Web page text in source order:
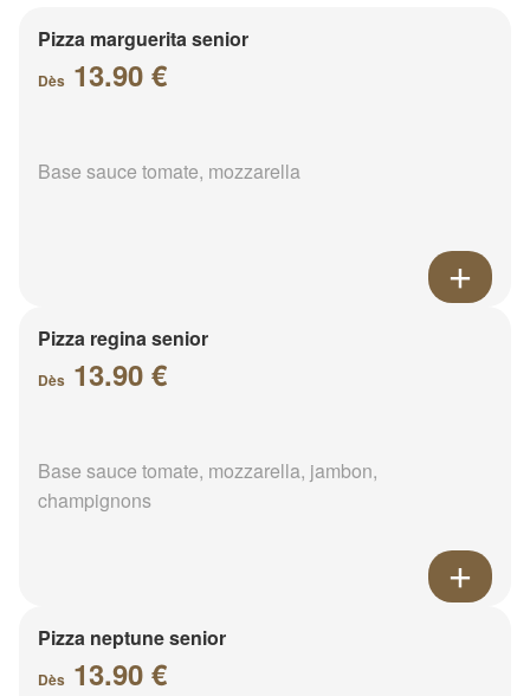
Pizza marguerita senior
Dès 13.90 €
Base sauce tomate, mozzarella
Pizza regina senior
Dès 13.90 €
Base sauce tomate, mozzarella, jambon,
champignons
Pizza neptune senior
Dès 13.90 €